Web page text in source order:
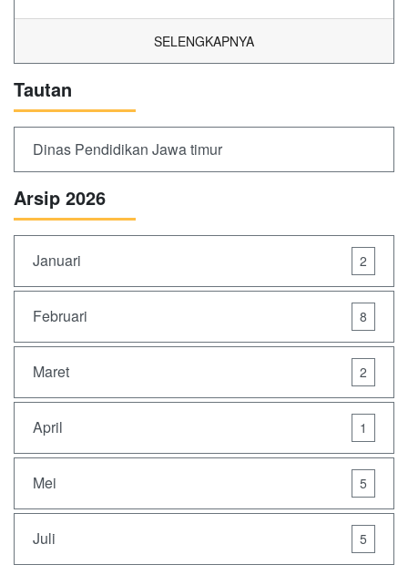
SELENGKAPNYA
Tautan
Dinas Pendidikan Jawa timur
Arsip 2026
Januari 2
Februari 8
Maret 2
April 1
Mei 5
Juli 5